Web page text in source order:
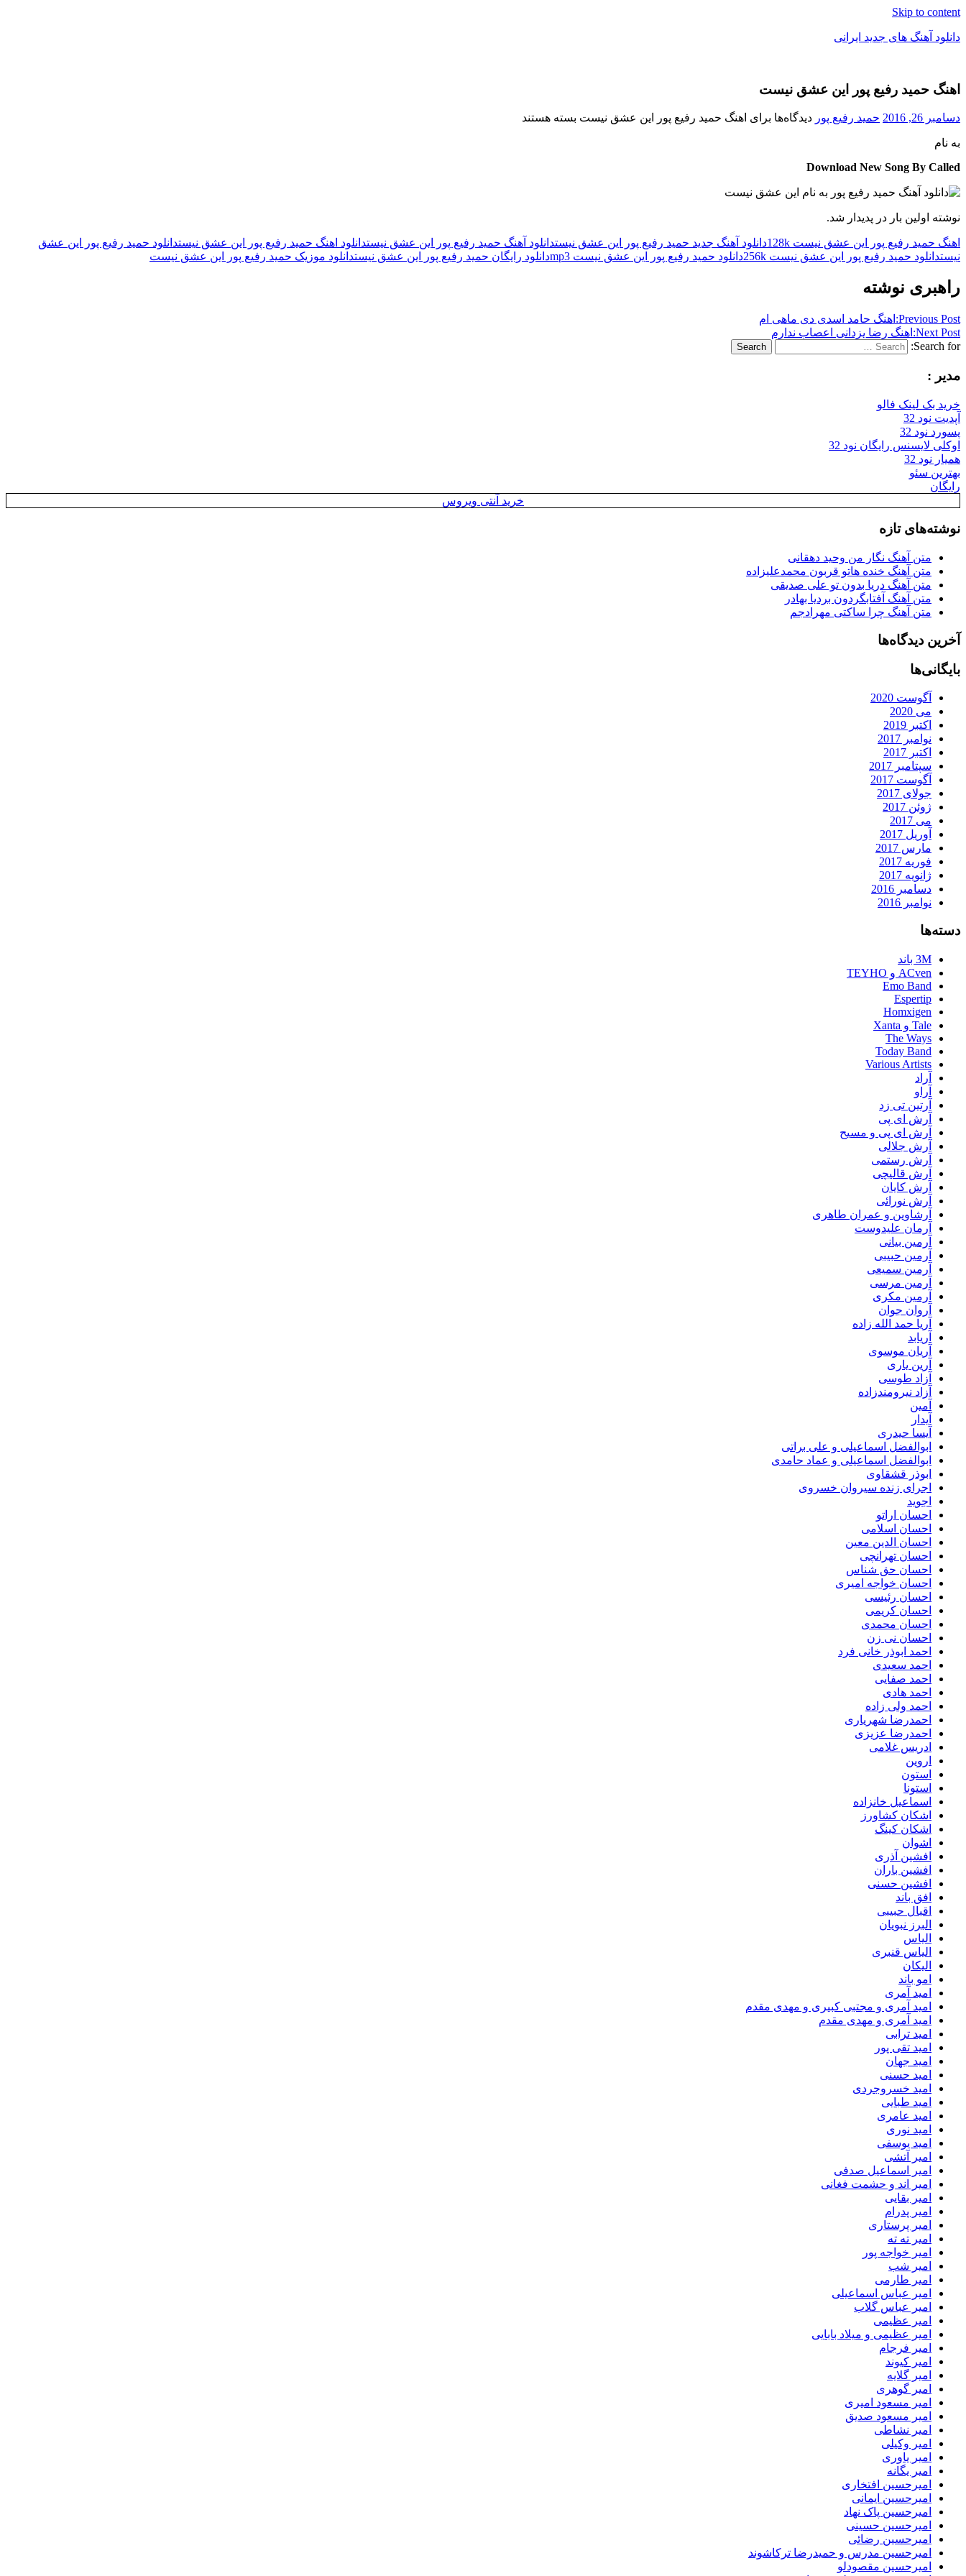
Skip to content
دانلود آهنگ های جدید ایرانی
فول
موزیک
اهنگ حمید رفیع پور این عشق نیست
دسامبر 26, 2016 حمید رفیع پور دیدگاه‌ها برای اهنگ حمید رفیع پور این عشق نیست بسته هستند
به نام
Download New Song By Called
نوشته اولین بار در پدیدار شد.
اهنگ حمید رفیع پور این عشق نیست 128k دانلود آهنگ جدید حمید رفیع پور این عشق نیستدانلود آهنگ حمید رفیع پور این عشق نیستدانلود اهنگ حمید رفیع پور این عشق نیستدانلود حمید رفیع پور این عشق
نیستدانلود حمید رفیع پور این عشق نیست 256k دانلود حمید رفیع پور این عشق نیست mp3 دانلود رایگان حمید رفیع پور این عشق نیستدانلود موزیک حمید رفیع پور این عشق نیست
راهبری نوشته
Previous Post: اهنگ حامد اسدی دی ماهی ام
Next Post: اهنگ رضا یزدانی اعصاب ندارم
Search for:
Search
مدیر :
خرید بک لینک فالو
آپدیت نود 32
پسورد نود 32
اوکلی لایسنس رایگان نود 32
همیار نود 32
بهترین سئو
رایگان
خرید آنتی ویروس
نوشته‌های تازه
متن آهنگ نگار من وحید دهقانی
متن آهنگ خنده هاتو قربون محمدعلیزاده
متن آهنگ دریا بدون تو علی صدیقی
متن آهنگ آفتابگردون بردیا بهادر
متن آهنگ چرا ساکتی مهرادجم
آخرین دیدگاه‌ها
بایگانی‌ها
آگوست 2020
می 2020
اکتبر 2019
نوامبر 2017
اکتبر 2017
سپتامبر 2017
آگوست 2017
جولای 2017
ژوئن 2017
می 2017
آوریل 2017
مارس 2017
فوریه 2017
ژانویه 2017
دسامبر 2016
نوامبر 2016
دسته‌ها
3M باند
ACven و TEYHO
Emo Band
Espertip
Homxigen
Tale و Xanta
The Ways
Today Band
Various Artists
آراد
آراو
آرتین تی زد
آرش ای پی
آرش ای پی و مسیح
آرش جلالی
آرش رستمی
آرش قالیچی
آرش کایان
آرش نورائی
آرشاوین و عمران طاهری
آرمان علیدوست
آرمین بیانی
آرمین حبیبی
آرمین سمیعی
آرمین مرسی
آرمین مکری
آروان جوان
آریا حمد الله زاده
آریابد
آریان موسوی
آرین یاری
آزاد طوسی
آزاد نیرومندزاده
آمین
آیدار
آیسا حیدری
ابوالفضل اسماعیلی و علی براتی
ابوالفضل اسماعیلی و عماد حامدی
ابوذر قشقاوی
اجرای زنده سیروان خسروی
اجوید
احسان اراتو
احسان اسلامی
احسان الدین معین
احسان تهرانچی
احسان حق شناس
احسان خواجه امیری
احسان رئیسی
احسان کریمی
احسان محمدی
احسان نی زن
احمد ابوذر خانی فرد
احمد سعیدی
احمد صفایی
احمد هادی
احمد ولی زاده
احمدرضا شهریاری
احمدرضا عزیزی
ادریس غلامی
اروین
استون
استونا
اسماعیل خانزاده
اشکان کشاورز
اشکان کینگ
اشوان
افشین آذری
افشین باران
افشین حسنی
افق باند
اقبال حبیبی
البرز نبویان
الیاس
الیاس قنبرى
الیکان
امو باند
امید آمری
امید آمری و مجتبی کبیری و مهدى مقدم
امید آمری و مهدی مقدم
امید ترابی
امید تقی پور
امید جهان
امید حسنی
امید خسروجردی
امید طبایی
امید عامری
امید نوری
امید یوسفی
امیر آتشی
امیر اسماعیل صدفی
امیر اند و حشمت فغانی
امیر بقایی
امیر پدرام
امیر پرستاری
امیر ته ته
امیر خواجه پور
امیر شب
امیر طارمی
امیر عباس اسماعیلی
امیر عباس گلاب
امیر عظیمی
امیر عظیمی و میلاد بابایی
امیر فرجام
امیر کیوند
امیر گلایه
امیر گوهری
امیر مسعود امیری
امیر مسعود صدیق
امیر نشاطی
امیر وکیلی
امیر یاوری
امیر یگانه
امیرحسین افتخاری
امیرحسین ایمانی
امیرحسین پاک نهاد
امیرحسین حسینی
امیرحسین رضائی
امیرحسین مدرس و حمیدرضا ترکاشوند
امیرحسین مقصودلو